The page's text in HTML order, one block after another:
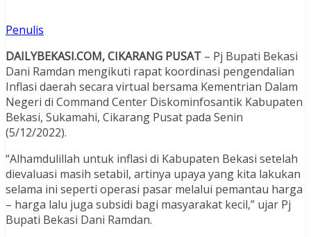
Penulis
DAILYBEKASI.COM, CIKARANG PUSAT – Pj Bupati Bekasi
Dani Ramdan mengikuti rapat koordinasi pengendalian
Inflasi daerah secara virtual bersama Kementrian Dalam
Negeri di Command Center Diskominfosantik Kabupaten
Bekasi, Sukamahi, Cikarang Pusat pada Senin
(5/12/2022).
“Alhamdulillah untuk inflasi di Kabupaten Bekasi setelah
dievaluasi masih setabil, artinya upaya yang kita lakukan
selama ini seperti operasi pasar melalui pemantau harga
– harga lalu juga subsidi bagi masyarakat kecil,” ujar Pj
Bupati Bekasi Dani Ramdan.